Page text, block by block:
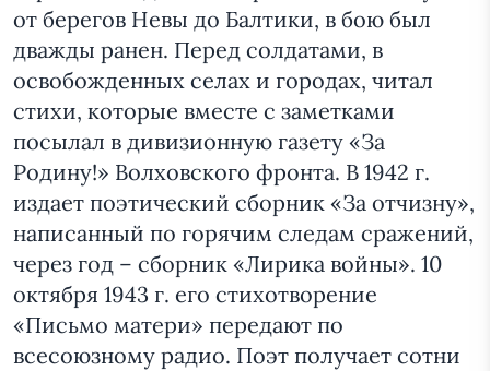
от берегов Невы до Балтики, в бою был
дважды ранен. Перед солдатами, в
освобожденных селах и городах, читал
стихи, которые вместе с заметками
посылал в дивизионную газету «За
Родину!» Волховского фронта. В 1942 г.
издает поэтический сборник «За отчизну»,
написанный по горячим следам сражений,
через год – сборник «Лирика войны». 10
октября 1943 г. его стихотворение
«Письмо матери» передают по
всесоюзному радио. Поэт получает сотни